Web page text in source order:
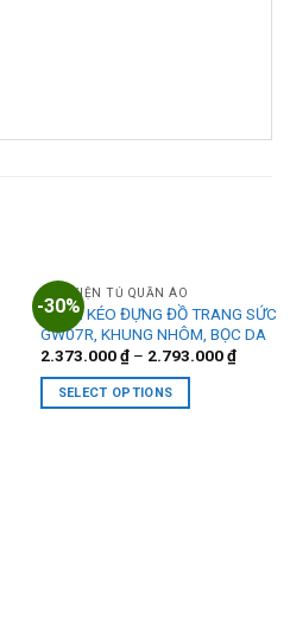
-30%
PHỤ KIỆN TỦ QUẦN ÁO
NGĂN KÉO ĐỰNG ĐỒ TRANG SỨC
GW07R, KHUNG NHÔM, BỌC DA
2.373.000₫– 2.793.000₫
SELECT OPTIONS